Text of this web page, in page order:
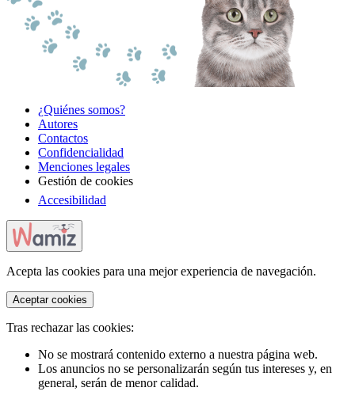
¿Quiénes somos?
Autores
Contactos
Confidencialidad
Menciones legales
Gestión de cookies
Accesibilidad
Acepta las cookies para una mejor experiencia de navegación.
Aceptar cookies
Tras rechazar las cookies:
No se mostrará contenido externo a nuestra página web.
Los anuncios no se personalizarán según tus intereses y, en
general, serán de menor calidad.